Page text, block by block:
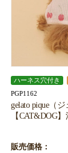
ハーネス穴付き
PGP1162
gelato pique（
【CAT&DOG
販売価格：